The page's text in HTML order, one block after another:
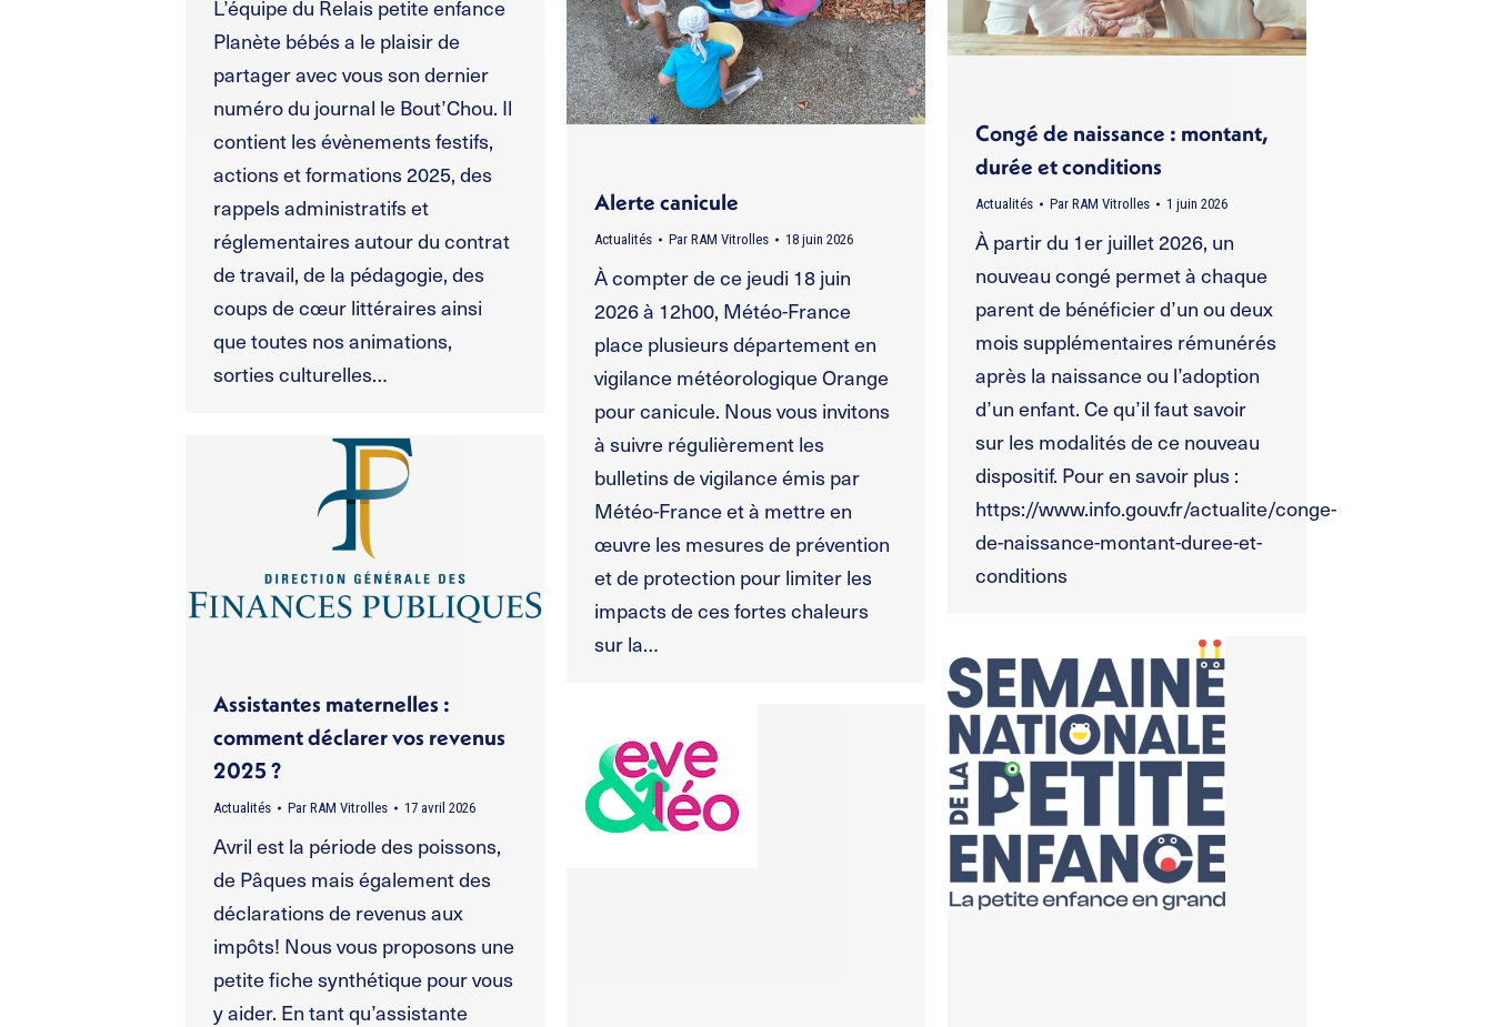
L’équipe du Relais petite enfance
Planète bébés a le plaisir de
partager avec vous son dernier
numéro du journal le Bout’Chou. Il
contient les évènements festifs,
actions et formations 2025, des
rappels administratifs et
réglementaires autour du contrat
de travail, de la pédagogie, des
coups de cœur littéraires ainsi
que toutes nos animations,
sorties culturelles…
Alerte canicule
Actualités Par RAM Vitrolles 18 juin 2026
À compter de ce jeudi 18 juin
2026 à 12h00, Météo-France
place plusieurs département en
vigilance météorologique Orange
pour canicule. Nous vous invitons
à suivre régulièrement les
bulletins de vigilance émis par
Météo-France et à mettre en
œuvre les mesures de prévention
et de protection pour limiter les
impacts de ces fortes chaleurs
sur la…
Congé de naissance : montant,
durée et conditions
Actualités Par RAM Vitrolles 1 juin 2026
À partir du 1er juillet 2026, un
nouveau congé permet à chaque
parent de bénéficier d’un ou deux
mois supplémentaires rémunérés
après la naissance ou l’adoption
d’un enfant. Ce qu’il faut savoir
sur les modalités de ce nouveau
dispositif. Pour en savoir plus :
https://www.info.gouv.fr/actualite/conge-
de-naissance-montant-duree-et-
conditions
Assistantes maternelles :
comment déclarer vos revenus
2025 ?
Actualités Par RAM Vitrolles 17 avril 2026
Avril est la période des poissons,
de Pâques mais également des
déclarations de revenus aux
impôts! Nous vous proposons une
petite fiche synthétique pour vous
y aider. En tant qu’assistante